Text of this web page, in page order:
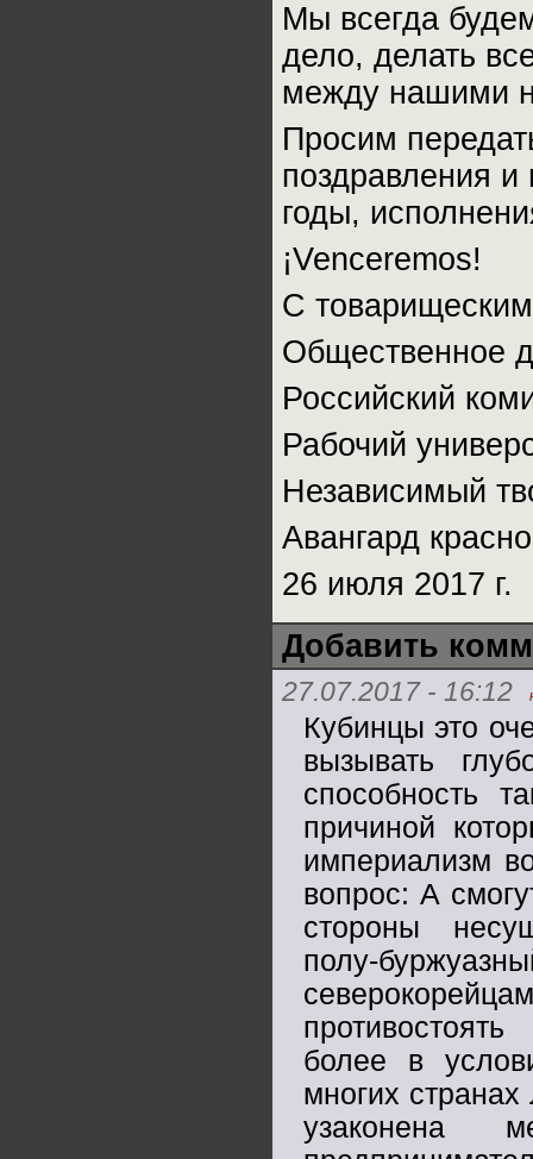
Мы всегда
дело, делать
между нашими
Просим
поздравления и
годы,
¡Venceremos!
С
Общественное
Российский
Рабочий
Независимый
Авангард
26 июля 2017 г.
Добавить
27.07.2017 - 16:12
Кубинцы это
вызывать
способность
причиной
империализм
вопрос: А
стороны
полу-
более в
многих
узаконена